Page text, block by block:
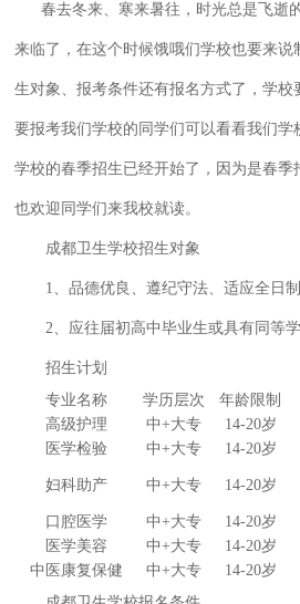
春去冬来、寒来暑往，时光总是飞逝
来临了，在这个时候饿哦们学校也要来说
生对象、报考条件还有报名方式了，学校
要报考我们学校的同学们可以看看我们学
学校的春季招生已经开始了，因为是春季
也欢迎同学们来我校就读。
成都卫生学校招生对象
1、品德优良、遵纪守法、适应全日制
2、应往届初高中毕业生或具有同等
招生计划
专业名称
学历层次 年龄限制
高级护理
中+大专 14-20岁
医学检验
中+大专 14-20岁
妇科助产 中+大专 14-20岁
口腔医学 中+大专 14-20岁
医学美容
中+大专 14-20岁
中医康复保健
中+大专 14-20岁